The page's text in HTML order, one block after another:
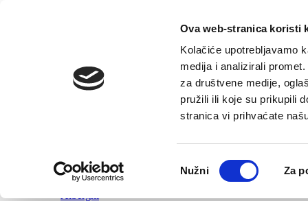
Ova web-stranica koristi
Kolačiće upotrebljavamo
medija i analizirali
za društvene medije,
pružili ili koje su prikupili
stranica vi prihvaćate
pristanka
Nužni Za
Cosa visitare?
Mangiare e Bere
Souvenir e negozi di souvenir
Dove stare?